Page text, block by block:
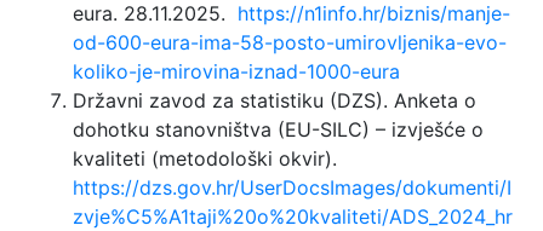
eura. 28.11.2025. https://n1info.hr/biznis/manje-
od-600-eura-ima-58-posto-umirovljenika-evo-
koliko-je-mirovina-iznad-1000-eura
Državni zavod za statistiku (DZS). Anketa o
dohotku stanovništva (EU-SILC) – izvješće o
kvaliteti (metodološki okvir).
https://dzs.gov.hr/UserDocsImages/dokumenti/I
zvje%C5%A1taji%20o%20kvaliteti/ADS_2024_hr